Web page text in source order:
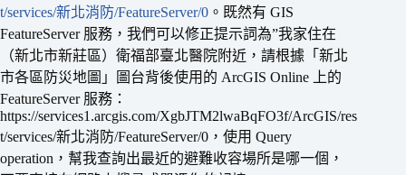
t/services/新北消防/FeatureServer/0 。既然有 GIS
FeatureServer 服務，我們可以修正提示詞為”我家住在
（新北市新莊區）衛福部臺北醫院附近，請根據「新北
市各區防災地圖」圖台背後使用的 ArcGIS Online 上的
FeatureServer 服務：
https://services1.arcgis.com/XgbJTM2lwaBqFO3f/ArcGIS/res
t/services/新北消防/FeatureServer/0，使用 Query
operation，幫我查詢出最近的避難收容場所是哪一個，